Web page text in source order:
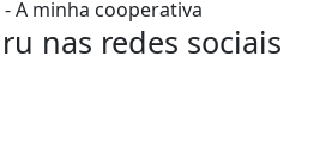
nas redes sociais